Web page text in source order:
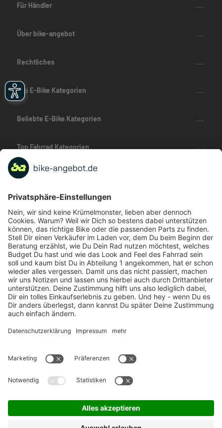
Für Händler
Über bike-angebot
Rechtliches
Top E-Bike Kategorien
Beliebte E-Bike Kategorien
Top Fahrrad Kategorien
Beliebte Fahrrad-Kategorien
Marken-Highlights
TOP-Marken
ZAHLUNGSARTEN / RATENKAUF
FÜR ARBEITGEBER & ARBEITNEHMER